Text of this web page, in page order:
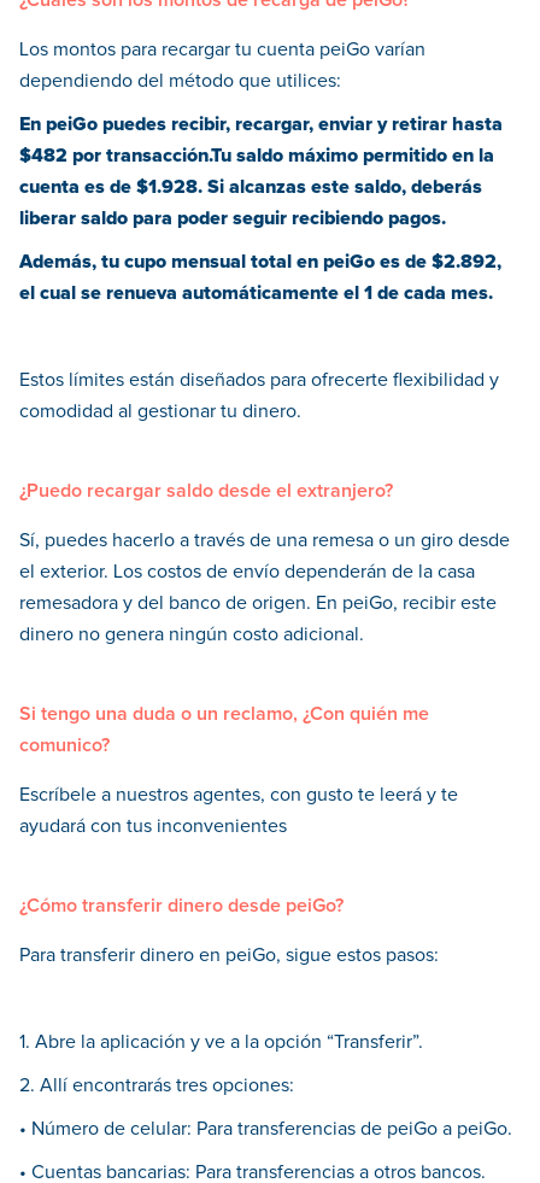
Los montos para recargar tu cuenta peiGo varían
dependiendo del método que utilices:
En peiGo puedes recibir, recargar, enviar y retirar hasta
$482 por transacción.Tu saldo máximo permitido en la
cuenta es de $1.928. Si alcanzas este saldo, deberás
liberar saldo para poder seguir recibiendo pagos.
Además, tu cupo mensual total en peiGo es de $2.892,
el cual se renueva automáticamente el 1 de cada mes.
Estos límites están diseñados para ofrecerte flexibilidad y
comodidad al gestionar tu dinero.
¿Puedo recargar saldo desde el extranjero?
Sí, puedes hacerlo a través de una remesa o un giro desde
el exterior. Los costos de envío dependerán de la casa
remesadora y del banco de origen. En peiGo, recibir este
dinero no genera ningún costo adicional.
Si tengo una duda o un reclamo, ¿Con quién me
comunico?
Escríbele a nuestros agentes, con gusto te leerá y te
ayudará con tus inconvenientes
¿Cómo transferir dinero desde peiGo?
Para transferir dinero en peiGo, sigue estos pasos:
1. Abre la aplicación y ve a la opción “Transferir”.
2. Allí encontrarás tres opciones:
• Número de celular: Para transferencias de peiGo a peiGo.
• Cuentas bancarias: Para transferencias a otros bancos.